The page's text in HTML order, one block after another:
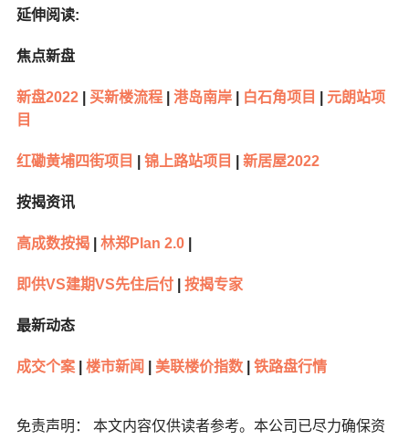
延伸阅读:
焦点新盘
新盘2022| 买新楼流程| 港岛南岸| 白石角项目
元朗站项
目
红磡黄埔四街项目 锦上路站项目 新居屋2022
按揭资讯
高成数按揭| 林郑Plan 2.0|
即供VS建期VS先住后付 按揭专家
最新动态
成交个案| 楼市新闻 美联楼价指数| 铁路盘行情
免责声明： 本文内容仅供读者参考。本公司已尽力确保资